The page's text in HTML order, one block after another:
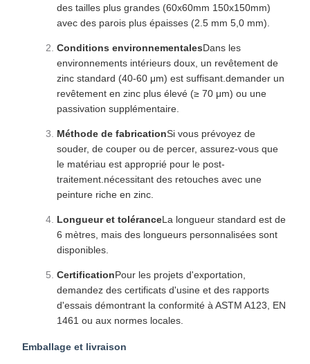
des tailles plus grandes (60x60mm 150x150mm)
avec des parois plus épaisses (2.5 mm 5,0 mm).
Conditions environnementalesDans les
environnements intérieurs doux, un revêtement de
zinc standard (40-60 μm) est suffisant.demander un
revêtement en zinc plus élevé (≥ 70 μm) ou une
passivation supplémentaire.
Méthode de fabricationSi vous prévoyez de
souder, de couper ou de percer, assurez-vous que
le matériau est approprié pour le post-
traitement.nécessitant des retouches avec une
peinture riche en zinc.
Longueur et toléranceLa longueur standard est de
6 mètres, mais des longueurs personnalisées sont
disponibles.
CertificationPour les projets d'exportation,
demandez des certificats d'usine et des rapports
d'essais démontrant la conformité à ASTM A123, EN
1461 ou aux normes locales.
Emballage et livraison